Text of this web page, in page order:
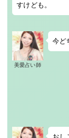
すけども。
美愛占い師
今ど
おし